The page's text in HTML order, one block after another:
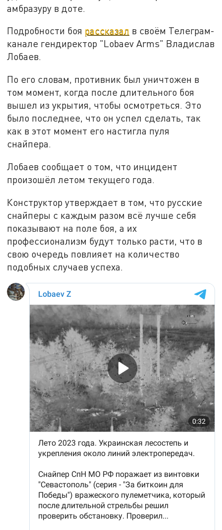
амбразуру в доте.
Подробности боя рассказал в своём Телеграм-
канале гендиректор "Lobaev Arms" Владислав
Лобаев.
По его словам, противник был уничтожен в
том момент, когда после длительного боя
вышел из укрытия, чтобы осмотреться. Это
было последнее, что он успел сделать, так
как в этот момент его настигла пуля
снайпера.
Лобаев сообщает о том, что инцидент
произошёл летом текущего года.
Конструктор утверждает в том, что русские
снайперы с каждым разом всё лучше себя
показывают на поле боя, а их
профессионализм будут только расти, что в
свою очередь повлияет на количество
подобных случаев успеха.